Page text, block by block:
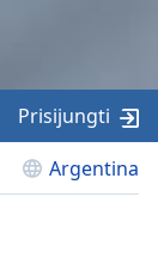
Argentina
Prisijungti